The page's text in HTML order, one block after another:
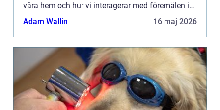
våra hem och hur vi interagerar med föremålen i
dem. Små minnen, ofta int...
Adam Wallin 16 maj 2026